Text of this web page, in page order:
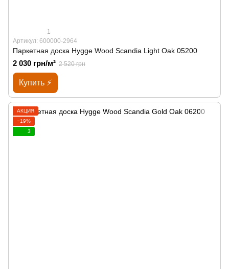
1
Артикул: 600000-2964
Паркетная доска Hygge Wood Scandia Light Oak 05200
2 030 грн/м² 2 520 грн
Купить ⚡
АКЦИЯ
−19%
3